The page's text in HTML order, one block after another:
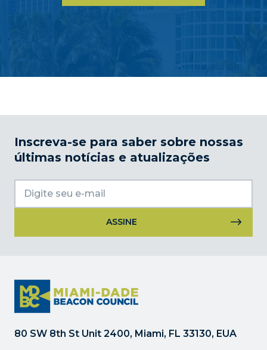
Inscreva-se para saber sobre nossas
últimas notícias e atualizações
Contact.
Por
favor,
deixe
80 SW 8th St Unit 2400, Miami, FL 33130, EUA